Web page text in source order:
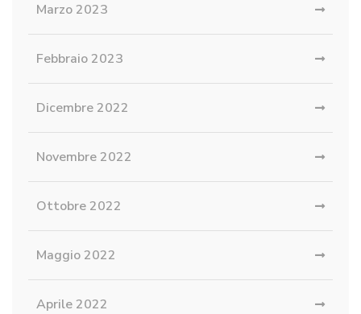
Marzo 2023
Febbraio 2023
Dicembre 2022
Novembre 2022
Ottobre 2022
Maggio 2022
Aprile 2022